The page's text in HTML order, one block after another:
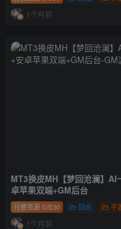
1个月前
MT3换皮MH【梦回沧澜】AI
卓苹果双端+GM后台
付费资源 G币30 回合 手
1个月前